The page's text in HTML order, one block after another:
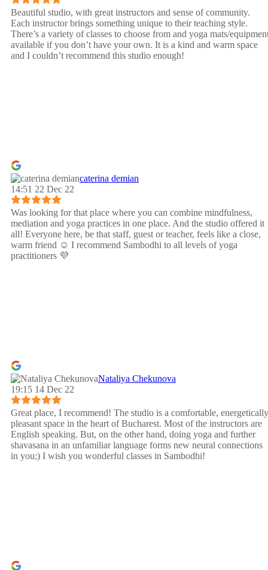
Beautiful studio, with great instructors and sense of community.
Each instructor brings something unique to their teaching style.
There’s a variety of classes to choose from and yoga mats/
available if you don’t have your own. It is a kind and warm space
and I couldn’t recommend this studio enough!
caterina demian
14:51 22 Dec 22
Was looking for that place where you can combine mindfulness,
mediation and yoga practices in one place. And the studio offered it
all! Everyone here, be that staff, guest or teacher, feels like a close,
warm friend ☺️ I recommend Sambodhi to all levels of yoga
practitioners 💜
Nataliya Chekunova
19:15 14 Dec 22
Great place, I recommend! The studio is a comfortable, energetically
pleasant space in the heart of Bucharest. Most of the instructors are
English speaking. But, on the other hand, doing yoga and further
shavasana in an unfamiliar language forms new neural connections
in you;) I wish you wonderful classes in Sambodhi!